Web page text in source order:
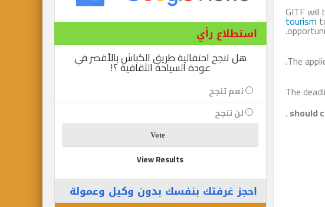
استطلاع رأي
هل تنجح احتفالية طريق الكباش بالأقصر في
عودة السياحة الثقافية ؟!
نعم تنجح
View Results
احجز غرفتك بنفسك بدون وكيل وعمولة